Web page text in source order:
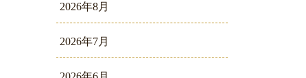
2026年8月
2026年7月